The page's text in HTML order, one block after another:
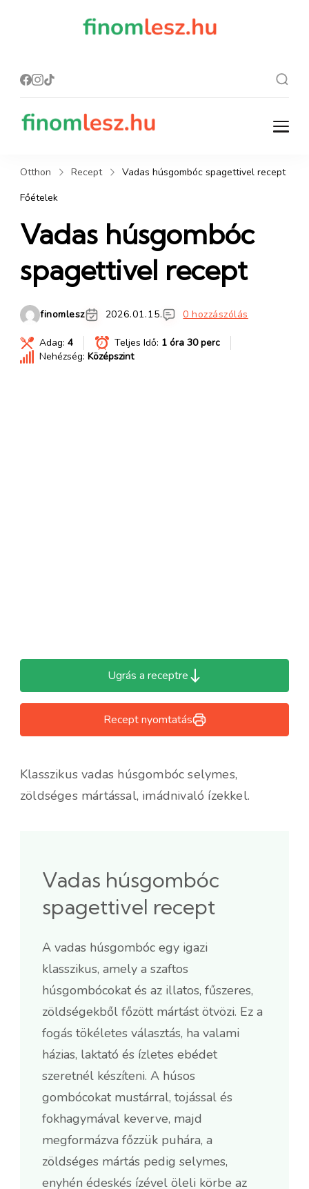
finomlesz.hu
Recept, ami finom lesz.
Otthon Recept
Vadas húsgombóc spagettivel recept
Főételek
Vadas húsgombóc
spagettivel recept
finomlesz 2026.01.15. 0 hozzászólás
Adag: 4 Teljes Idő: 1 óra 30 perc
Nehézség: Középszint
Ugrás a receptre
Recept nyomtatás
Klasszikus vadas húsgombóc selymes,
zöldséges mártással, imádnivaló ízekkel.
Vadas húsgombóc
spagettivel recept
A vadas húsgombóc egy igazi
klasszikus, amely a szaftos
húsgombócokat és az illatos, fűszeres,
zöldségekből főzött mártást ötvözi. Ez a
fogás tökéletes választás, ha valami
házias, laktató és ízletes ebédet
szeretnél készíteni. A húsos
gombócokat mustárral, tojással és
fokhagymával keverve, majd
megformázva főzzük puhára, a
zöldséges mártás pedig selymes,
enyhén édeskés ízével öleli körbe az